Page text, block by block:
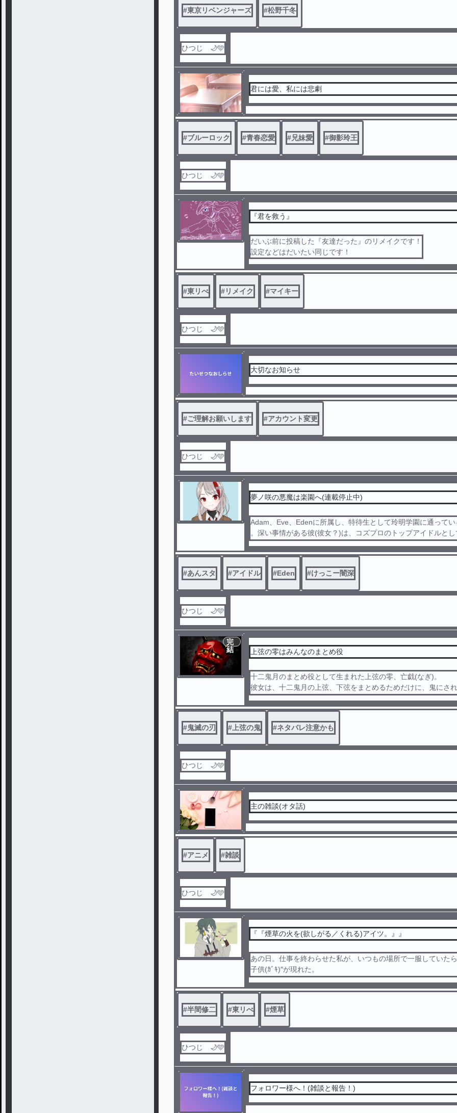
#東京リベンジャーズ #松野千冬
ひつじ 🌙🩵
君には愛、私には悲劇
#ブルーロック #青春恋愛 #兄妹愛 #御影玲王
ひつじ 🌙🩵
『君を救う』
だいぶ前に投稿した『友達だった』のリメイクです！
設定などはだいたい同じです！
#東リべ #リメイク #マイキー
ひつじ 🌙🩵
大切なお知らせ
#ご理解お願いします #アカウント変更
ひつじ 🌙🩵
夢ノ咲の悪魔は楽園へ(連載停止中)
Adam、Eve、Edenに所属し、特待生として玲明学園に通って
。深い事情がある彼(彼女？)は、コズプロのトップアイドルと
活動をし、過ごしていくのだろうか。
#あんスタ #アイドル #Eden #けっこー闇深
ひつじ 🌙🩵
完
結
上弦の零はみんなのまとめ役
十二鬼月のまとめ役として生まれた上弦の零、亡戯(なぎ)。
彼女は、十二鬼月の上弦、下弦をまとめるためだけに、鬼にさ
女。彼女の身には、なにが起こっていくのだろうか---。
#鬼滅の刃 # 上弦の鬼 #ネタバレ注意かも
ひつじ 🌙🩵
主の雑談(オタ話)
#アニメ #雑談
ひつじ 🌙🩵
『『煙草の火を(欲しがる／くれる)アイツ。』』
あの日。仕事を終わらせた私が、いつもの場所で一服していた
子供(ｶﾞｷ)″が現れた。
あの日。街を目的もなく歩いていたら、あの″おね〜さん″がいた
半間の過去的物語。
#半間修二 #東リべ #煙草
ひつじ 🌙🩵
フォロワー様へ！(雑談と報告！)